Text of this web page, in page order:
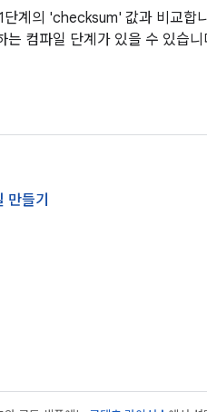
단계의 'checksum' 값과 비교합
는 컴파일 단계가 있을 수 있습니
만들기